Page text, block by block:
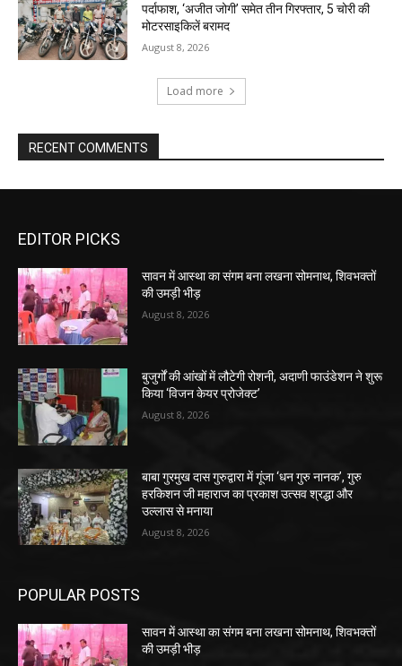
पर्दाफाश, ‘अजीत जोगी’ समेत तीन गिरफ्तार, 5 चोरी की
मोटरसाइकिलें बरामद
August 8, 2026
Load more
RECENT COMMENTS
EDITOR PICKS
सावन में आस्था का संगम बना लखना सोमनाथ, शिवभक्तों
की उमड़ी भीड़
August 8, 2026
बुजुर्गों की आंखों में लौटेगी रोशनी, अदाणी फाउंडेशन ने शुरू
किया ‘विजन केयर प्रोजेक्ट’
August 8, 2026
बाबा गुरमुख दास गुरुद्वारा में गूंजा ‘धन गुरु नानक’, गुरु
हरकिशन जी महाराज का प्रकाश उत्सव श्रद्धा और
उल्लास से मनाया
August 8, 2026
POPULAR POSTS
सावन में आस्था का संगम बना लखना सोमनाथ, शिवभक्तों
की उमड़ी भीड़